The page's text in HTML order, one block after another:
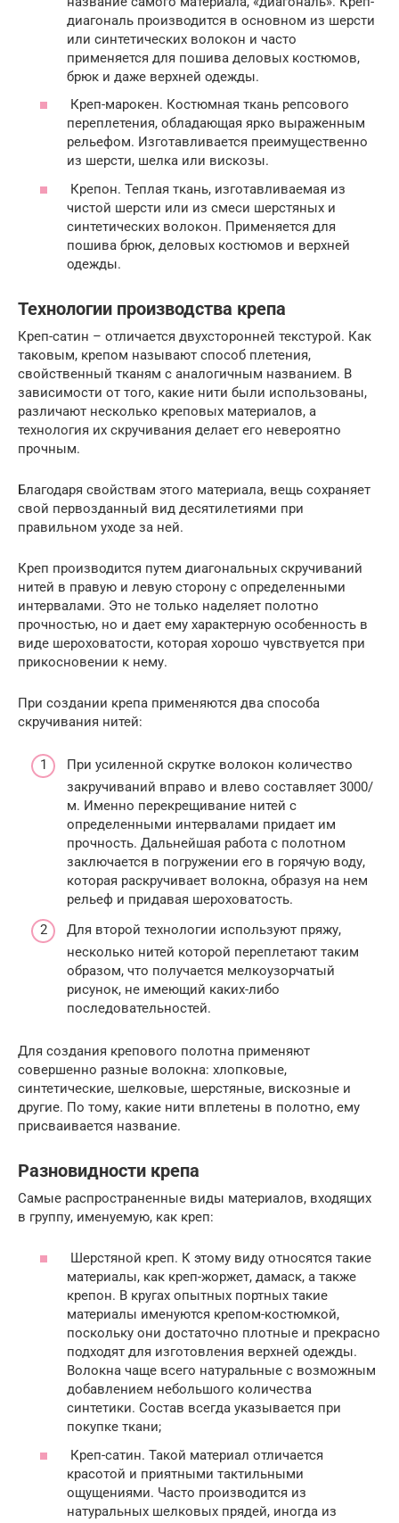
диагональ производится в основном из шерсти
или синтетических волокон и часто
применяется для пошива деловых костюмов,
брюк и даже верхней одежды.
Креп-марокен. Костюмная ткань репсового
переплетения, обладающая ярко выраженным
рельефом. Изготавливается преимущественно
из шерсти, шелка или вискозы.
Крепон. Теплая ткань, изготавливаемая из
чистой шерсти или из смеси шерстяных и
синтетических волокон. Применяется для
пошива брюк, деловых костюмов и верхней
одежды.
Технологии производства крепа
Креп-сатин – отличается двухсторонней текстурой. Как
таковым, крепом называют способ плетения,
свойственный тканям с аналогичным названием. В
зависимости от того, какие нити были использованы,
различают несколько креповых материалов, а
технология их скручивания делает его невероятно
прочным.
Благодаря свойствам этого материала, вещь сохраняет
свой первозданный вид десятилетиями при
правильном уходе за ней.
Креп производится путем диагональных скручиваний
нитей в правую и левую сторону с определенными
интервалами. Это не только наделяет полотно
прочностью, но и дает ему характерную особенность в
виде шероховатости, которая хорошо чувствуется при
прикосновении к нему.
При создании крепа применяются два способа
скручивания нитей:
При усиленной скрутке волокон количество
закручиваний вправо и влево составляет 3000/
м. Именно перекрещивание нитей с
определенными интервалами придает им
прочность. Дальнейшая работа с полотном
заключается в погружении его в горячую воду,
которая раскручивает волокна, образуя на нем
рельеф и придавая шероховатость.
Для второй технологии используют пряжу,
несколько нитей которой переплетают таким
образом, что получается мелкоузорчатый
рисунок, не имеющий каких-либо
последовательностей.
Для создания крепового полотна применяют
совершенно разные волокна: хлопковые,
синтетические, шелковые, шерстяные, вискозные и
другие. По тому, какие нити вплетены в полотно, ему
присваивается название.
Разновидности крепа
Самые распространенные виды материалов, входящих
в группу, именуемую, как креп:
Шерстяной креп. К этому виду относятся такие
материалы, как креп-жоржет, дамаск, а также
крепон. В кругах опытных портных такие
материалы именуются крепом-костюмкой,
поскольку они достаточно плотные и прекрасно
подходят для изготовления верхней одежды.
Волокна чаще всего натуральные с возможным
добавлением небольшого количества
синтетики. Состав всегда указывается при
покупке ткани;
Креп-сатин. Такой материал отличается
красотой и приятными тактильными
ощущениями. Часто производится из
натуральных шелковых прядей, иногда из